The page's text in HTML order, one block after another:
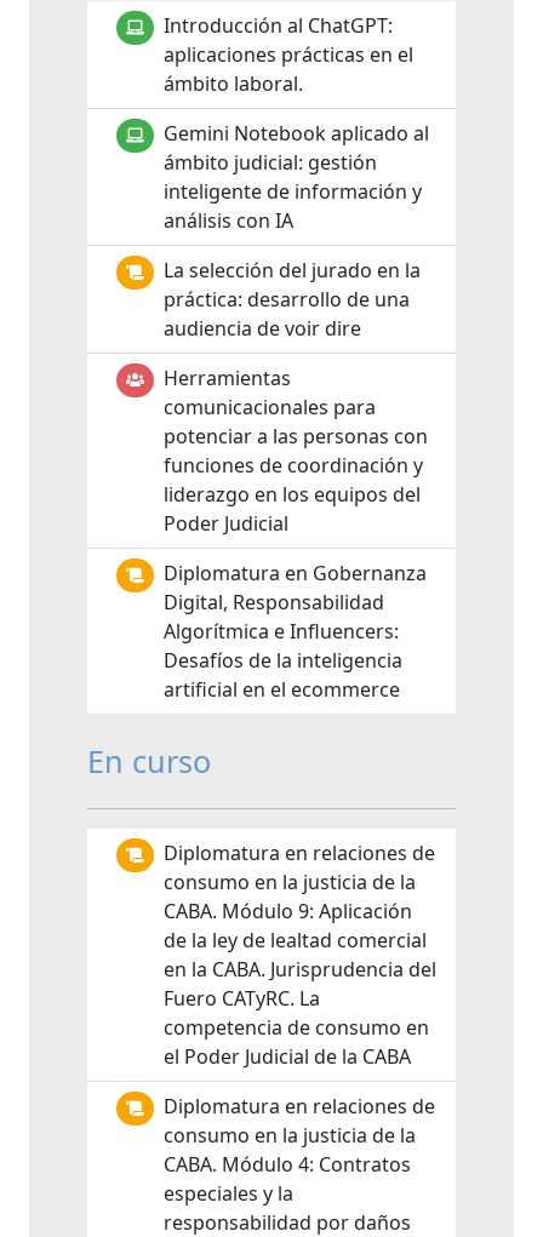
Introducción al ChatGPT:
aplicaciones prácticas en el
ámbito laboral.
Gemini Notebook aplicado al
ámbito judicial: gestión
inteligente de información y
análisis con IA
La selección del jurado en la
práctica: desarrollo de una
audiencia de voir dire
Herramientas
comunicacionales para
potenciar a las personas con
funciones de coordinación y
liderazgo en los equipos del
Poder Judicial
Diplomatura en Gobernanza
Digital, Responsabilidad
Algorítmica e Influencers:
Desafíos de la inteligencia
artificial en el ecommerce
En curso
Diplomatura en relaciones de
consumo en la justicia de la
CABA. Módulo 9: Aplicación
de la ley de lealtad comercial
en la CABA. Jurisprudencia del
Fuero CATyRC. La
competencia de consumo en
el Poder Judicial de la CABA
Diplomatura en relaciones de
consumo en la justicia de la
CABA. Módulo 4: Contratos
especiales y la
responsabilidad por daños